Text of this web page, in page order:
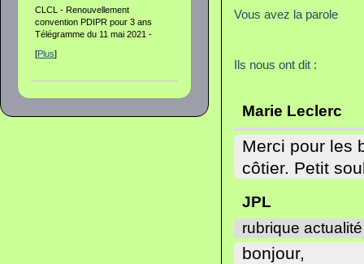
CLCL - Renouvellement
convention PDIPR pour 3 ans
Télégramme du 11 mai 2021 -
[Plus]
Vous avez la parole
Ils nous ont dit :
Marie Leclerc
Merci pour les
côtier. Petit
JPL
rubrique
bonjour,